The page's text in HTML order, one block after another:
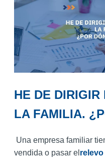
HE DE DIRIGIR
LA FAMILIA.
Una empresa familiar
vendida o pasar el